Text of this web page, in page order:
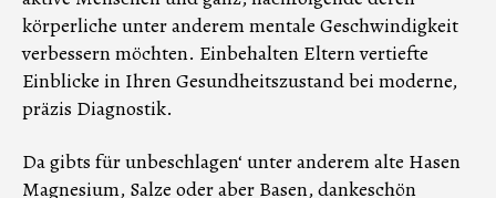
körperliche unter anderem mentale Geschwindigkeit
verbessern möchten. Einbehalten Eltern vertiefte
Einblicke in Ihren Gesundheitszustand bei moderne,
präzis Diagnostik.
Da gibts für unbeschlagen‘ unter anderem alte Hasen
Magnesium, Salze oder aber Basen, dankeschön